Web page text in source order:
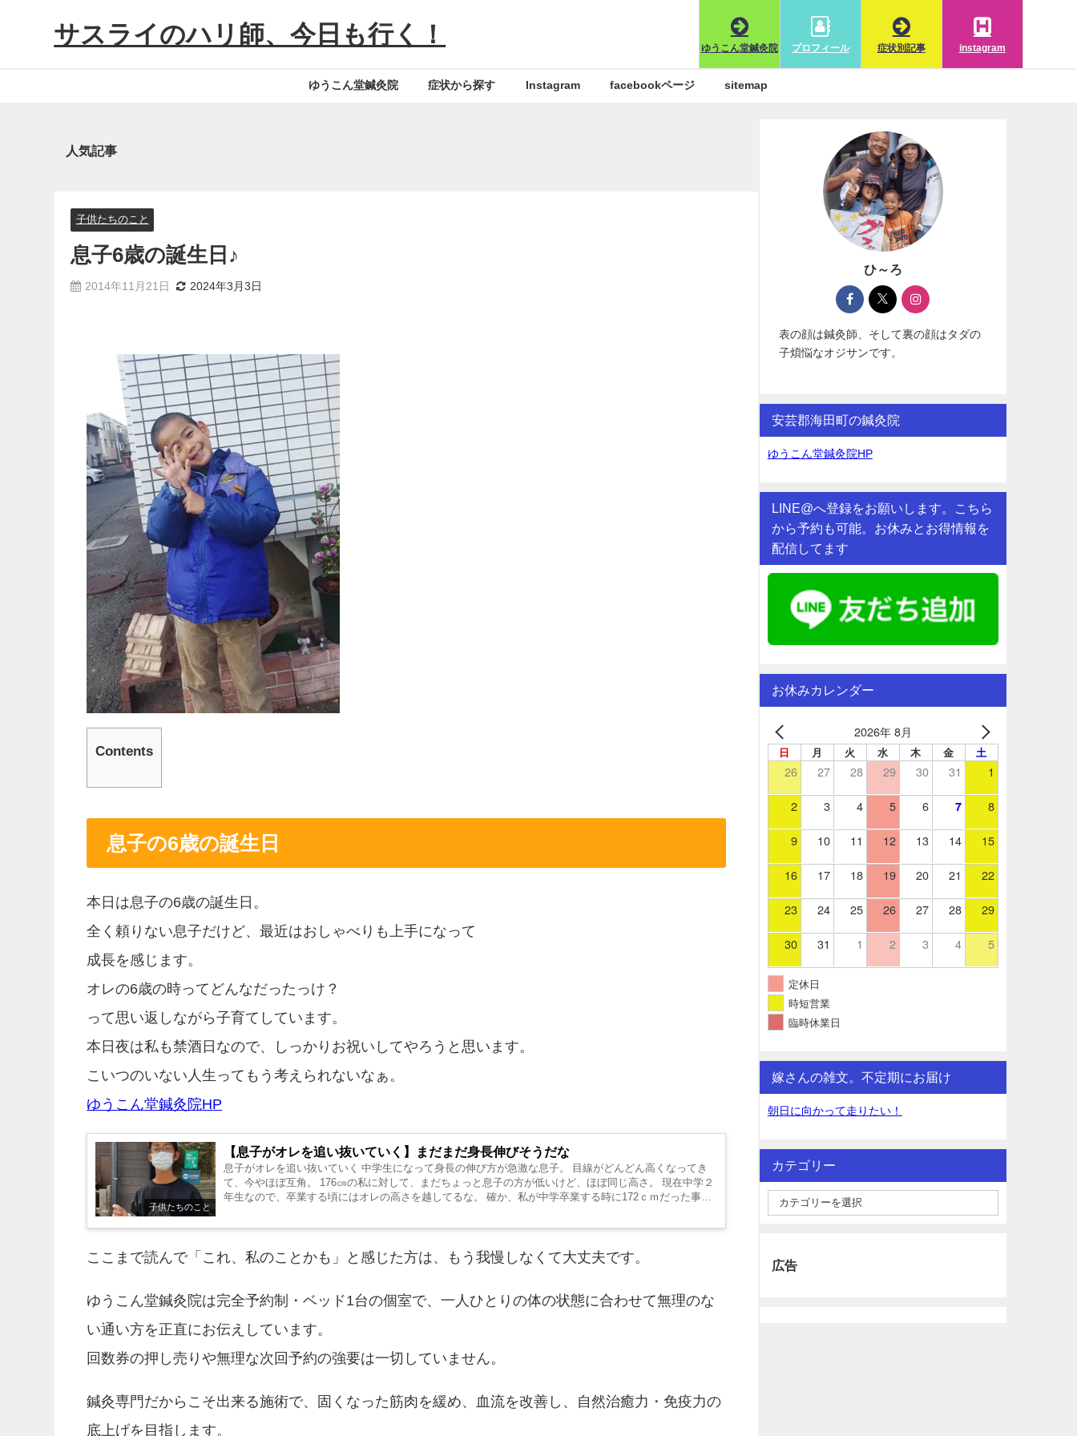
サスライのハリ師、今日も行く！
ゆうこん堂鍼灸院 プロフィール 症状別記事 instagram
ゆうこん堂鍼灸院 症状から探す Instagram facebookページ sitemap
人気記事
子供たちのこと
息子6歳の誕生日♪
2014年11月21日 2024年3月3日
Contents
息子の6歳の誕生日
本日は息子の6歳の誕生日。
全く頼りない息子だけど、最近はおしゃべりも上手になって
成長を感じます。
オレの6歳の時ってどんなだったっけ？
って思い返しながら子育てしています。
本日夜は私も禁酒日なので、しっかりお祝いしてやろうと思います。
こいつのいない人生ってもう考えられないなぁ。
ゆうこん堂鍼灸院HP
子供たちのこと
【息子がオレを追い抜いていく】まだまだ身長伸びそうだな
息子がオレを追い抜いていく 中学生になって身長の伸び方が急激な息子。 目線がどんどん高くなってき
て、今やほぼ互角。 176㎝の私に対して、まだちょっと息子の方が低いけど、ほぼ同じ高さ。 現在中学２
年生なので、卒業する頃にはオレの高さを越してるな。 確か、私が中学卒業する時に172ｃｍだった事を
ここまで読んで「これ、私のことかも」と感じた方は、もう我慢しなくて大丈夫です。
ゆうこん堂鍼灸院は完全予約制・ベッド1台の個室で、一人ひとりの体の状態に合わせて無理のな
い通い方を正直にお伝えしています。
回数券の押し売りや無理な次回予約の強要は一切していません。
鍼灸専門だからこそ出来る施術で、固くなった筋肉を緩め、血流を改善し、自然治癒力・免疫力の
底上げを目指します。
ひ～ろ
表の顔は鍼灸師、そして裏の顔はタダの
子煩悩なオジサンです。
安芸郡海田町の鍼灸院
ゆうこん堂鍼灸院HP
LINE@へ登録をお願いします。こちら
から予約も可能。お休みとお得情報を
配信してます
お休みカレンダー
2026年 8月
日 月 火 水 木 金 土
26 27 28 29 30 31 1
2 3 4 5 6 7 8
9 10 11 12 13 14 15
16 17 18 19 20 21 22
23 24 25 26 27 28 29
30 31 1 2 3 4 5
定休日
時短営業
臨時休業日
嫁さんの雑文。不定期にお届け
朝日に向かって走りたい！
カテゴリー
広告